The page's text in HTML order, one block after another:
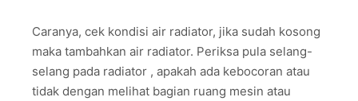
Caranya, cek kondisi air radiator, jika sudah kosong
maka tambahkan air radiator. Periksa pula selang-
selang pada radiator , apakah ada kebocoran atau
tidak dengan melihat bagian ruang mesin atau